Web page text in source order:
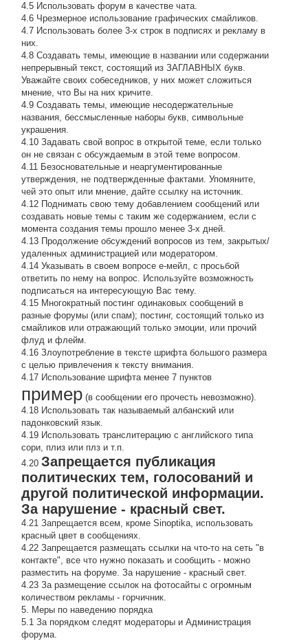
4.5 Использовать форум в качестве чата.
4.6 Чрезмерное использование графических смайликов.
4.7 Использовать более 3-х строк в подписях и рекламу в
них.
4.8 Создавать темы, имеющие в названии или содержании
непрерывный текст, состоящий из ЗАГЛАВНЫХ букв.
Уважайте своих собеседников, у них может сложиться
мнение, что Вы на них кричите.
4.9 Создавать темы, имеющие несодержательные
названия, бессмысленные наборы букв, символьные
украшения.
4.10 Задавать свой вопрос в открытой теме, если только
он не связан с обсуждаемым в этой теме вопросом.
4.11 Безосновательные и неаргументированные
утверждения, не подтвержденные фактами. Упомяните,
чей это опыт или мнение, дайте ссылку на источник.
4.12 Поднимать свою тему добавлением сообщений или
создавать новые темы с таким же содержанием, если с
момента создания темы прошло менее 3-х дней.
4.13 Продолжение обсyждений вопросов из тем, закpытых/
удаленных администрацией или модератором.
4.14 Указывать в своем вопросе е-мейл, с просьбой
ответить по нему на вопрос. Используйте возможность
подписаться на интересующую Вас тему.
4.15 Многократный постинг одинаковых сообщений в
разные форумы (или спам); постинг, состоящий только из
смайликов или отражающий только эмоции, или прочий
флуд и флейм.
4.16 Злоупотребление в тексте шрифта большого размера
с целью привлечения к тексту внимания.
4.17 Использование шрифта менее 7 пунктов
пример (в сообщении его прочесть невозможно).
4.18 Использовать так называемый албанский или
падонковский язык.
4.19 Использовать транслитерацию с английского типа
сори, плиз или плз и т.п.
4.20Запрещается публикация
политических тем, голосований и
другой политической информации.
За нарушение - красный свет.
4.21 Запрещается всем, кроме Sinoptika, использовать
красный цвет в сообщениях.
4.22 Запрещается размещать ссылки на что-то на сеть "в
контакте", все что нужно показать и сообщить - можно
разместить на форуме. За нарушение - красный свет.
4.23 За размещение ссылок на фотосайты с огромным
количеством рекламы - горчичник.
5. Меры по наведению порядка
5.1 За порядком следят модераторы и Администрация
форума.